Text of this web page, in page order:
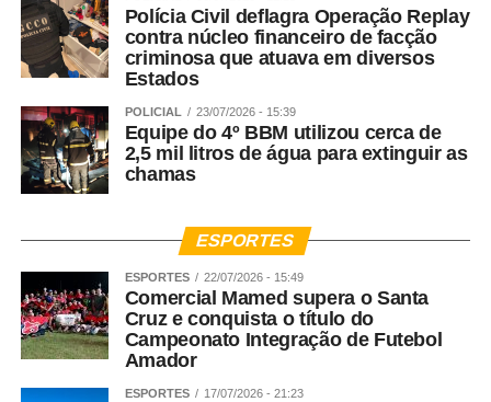
Polícia Civil deflagra Operação Replay
contra núcleo financeiro de facção
criminosa que atuava em diversos
Estados
POLICIAL 23/07/2026 - 15:39
Equipe do 4º BBM utilizou cerca de
2,5 mil litros de água para extinguir as
chamas
ESPORTES
ESPORTES 22/07/2026 - 15:49
Comercial Mamed supera o Santa
Cruz e conquista o título do
Campeonato Integração de Futebol
Amador
ESPORTES 17/07/2026 - 21:23